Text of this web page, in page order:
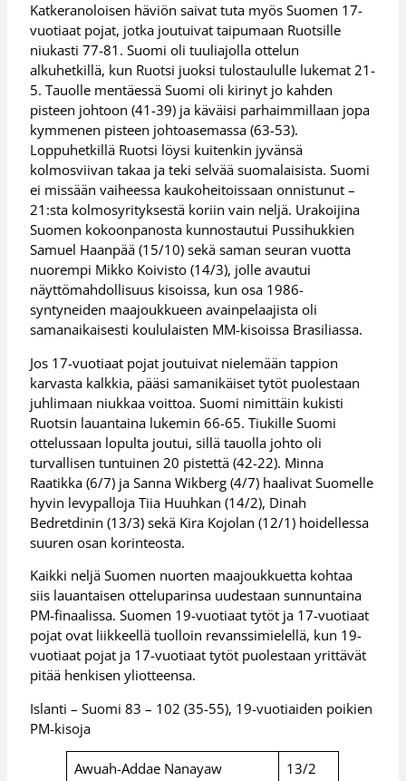
Katkeranoloisen häviön saivat tuta myös Suomen 17-
vuotiaat pojat, jotka joutuivat taipumaan Ruotsille
niukasti 77-81. Suomi oli tuuliajolla ottelun
alkuhetkillä, kun Ruotsi juoksi tulostaululle lukemat 21-
5. Tauolle mentäessä Suomi oli kirinyt jo kahden
pisteen johtoon (41-39) ja käväisi parhaimmillaan jopa
kymmenen pisteen johtoasemassa (63-53).
Loppuhetkillä Ruotsi löysi kuitenkin jyvänsä
kolmosviivan takaa ja teki selvää suomalaisista. Suomi
ei missään vaiheessa kaukoheitoissaan onnistunut –
21:sta kolmosyrityksestä koriin vain neljä. Urakoijina
Suomen kokoonpanosta kunnostautui Pussihukkien
Samuel Haanpää (15/10) sekä saman seuran vuotta
nuorempi Mikko Koivisto (14/3), jolle avautui
näyttömahdollisuus kisoissa, kun osa 1986-
syntyneiden maajoukkueen avainpelaajista oli
samanaikaisesti koululaisten MM-kisoissa Brasiliassa.
Jos 17-vuotiaat pojat joutuivat nielemään tappion
karvasta kalkkia, pääsi samanikäiset tytöt puolestaan
juhlimaan niukkaa voittoa. Suomi nimittäin kukisti
Ruotsin lauantaina lukemin 66-65. Tiukille Suomi
ottelussaan lopulta joutui, sillä tauolla johto oli
turvallisen tuntuinen 20 pistettä (42-22). Minna
Raatikka (6/7) ja Sanna Wikberg (4/7) haalivat Suomelle
hyvin levypalloja Tiia Huuhkan (14/2), Dinah
Bedretdinin (13/3) sekä Kira Kojolan (12/1) hoidellessa
suuren osan korinteosta.
Kaikki neljä Suomen nuorten maajoukkuetta kohtaa
siis lauantaisen otteluparinsa uudestaan sunnuntaina
PM-finaalissa. Suomen 19-vuotiaat tytöt ja 17-vuotiaat
pojat ovat liikkeellä tuolloin revanssimielellä, kun 19-
vuotiaat pojat ja 17-vuotiaat tytöt puolestaan yrittävät
pitää henkisen yliotteensa.
Islanti – Suomi 83 – 102 (35-55), 19-vuotiaiden poikien
PM-kisoja
Awuah-Addae Nanayaw
13/2